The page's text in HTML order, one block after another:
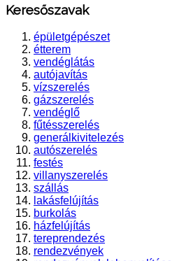
Keresőszavak
épületgépészet
étterem
vendéglátás
autójavítás
vízszerelés
gázszerelés
vendéglő
fűtésszerelés
generálkivitelezés
autószerelés
festés
villanyszerelés
szállás
lakásfelújítás
burkolás
házfelújítás
tereprendezés
rendezvények